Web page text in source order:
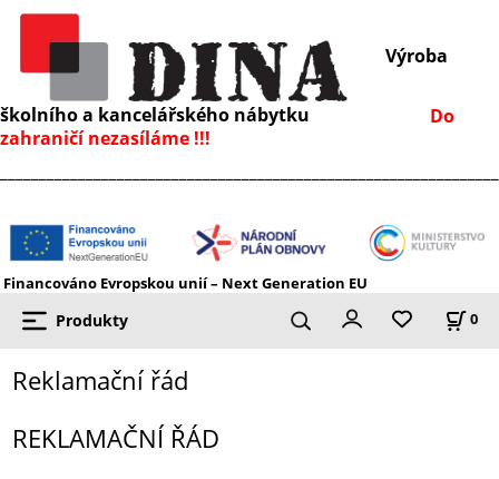
Výroba
školního a kancelářského nábytku Do
zahraničí nezasíláme !!!
Financováno Evropskou unií – Next Generation EU
Produkty 0
Reklamační řád
REKLAMAČNÍ ŘÁD